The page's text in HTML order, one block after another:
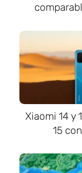
Xiaomi 14 y
15